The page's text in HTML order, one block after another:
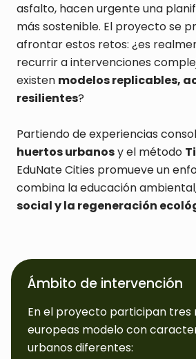
asfalto, hacen urgente una
más sostenible. El proyecto se
afrontar estos retos: ¿es
recurrir a intervenciones
existen modelos replicables,
resilientes?
Partiendo de experiencias
huertos urbanosy el método
EduNate Cities promueve un
combina la educación
social y la regeneración
Ámbito de intervención
En el proyecto participan tres
europeas modelo con
urbanos diferentes: